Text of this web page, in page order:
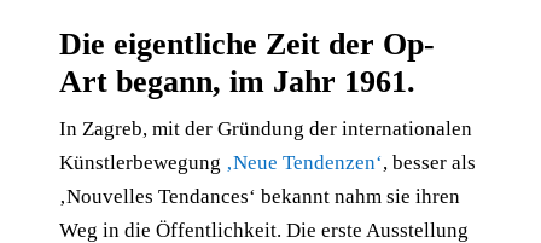
Die eigentliche Zeit der Op-
Art begann, im Jahr 1961.
In Zagreb, mit der Gründung der internationalen
Künstlerbewegung ‚Neue Tendenzen‘, besser als
‚Nouvelles Tendances‘ bekannt nahm sie ihren
Weg in die Öffentlichkeit. Die erste Ausstellung